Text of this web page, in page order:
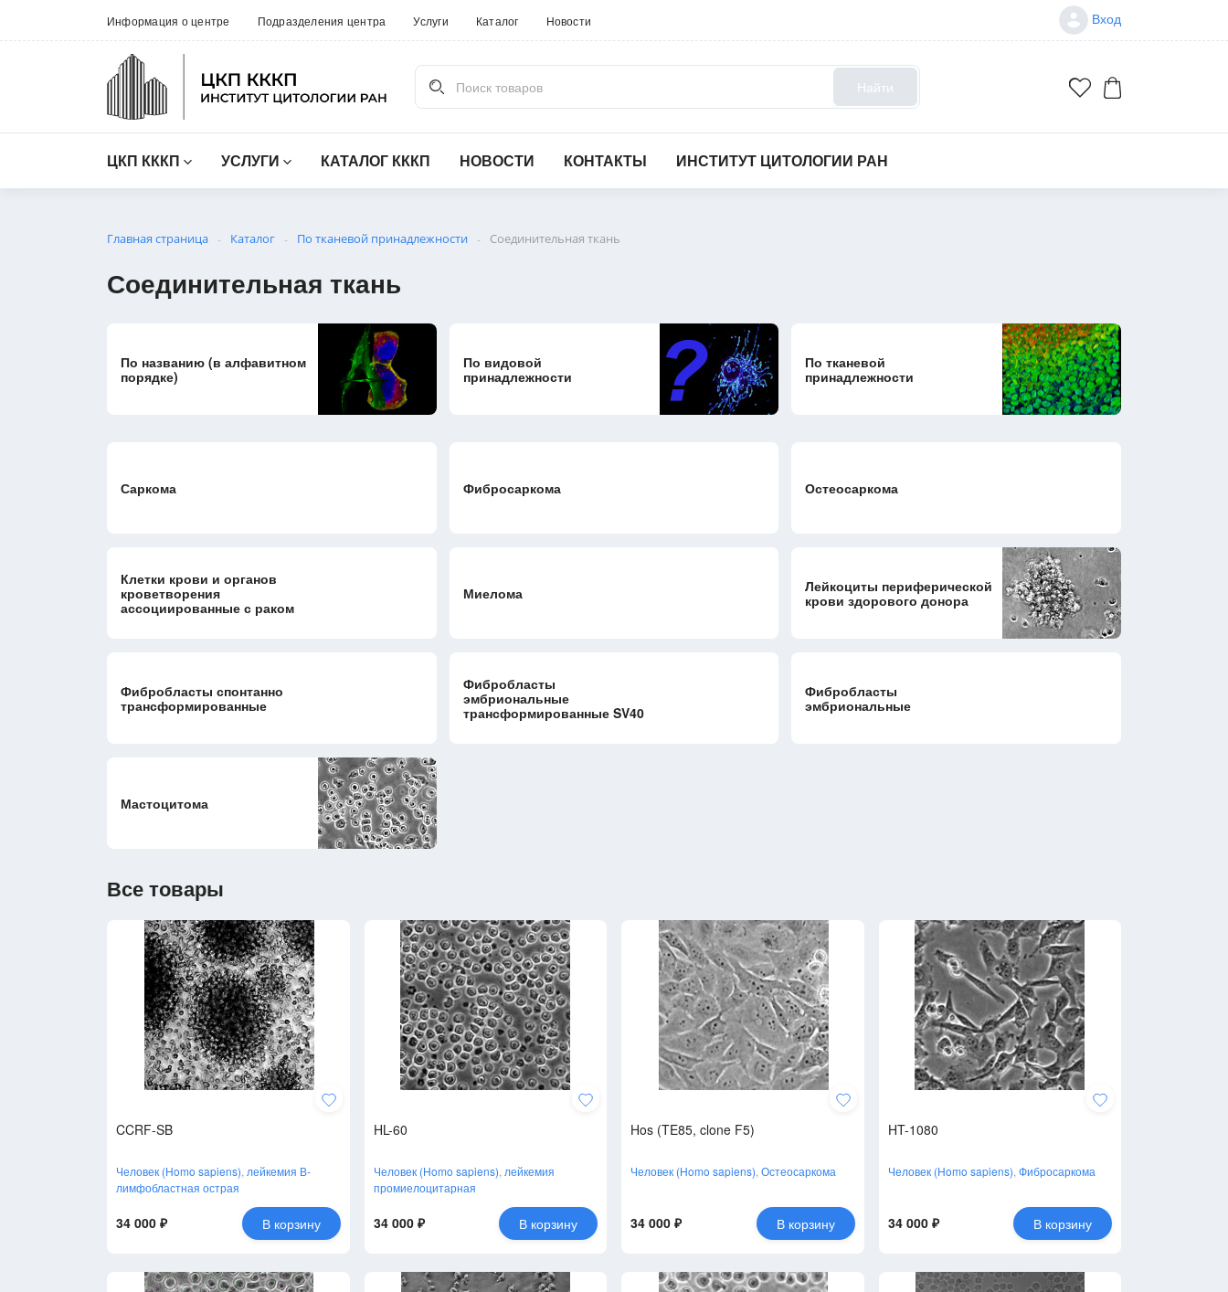
Информация о центре Подразделения центра Услуги Каталог Новости Вход
Поиск товаров
Найти
ЦКП КККП УСЛУГИ КАТАЛОГ КККП НОВОСТИ КОНТАКТЫ ИНСТИТУТ ЦИТОЛОГИИ РАН
Главная страница - Каталог - По тканевой принадлежности - Соединительная ткань
Соединительная ткань
По названию (в алфавитном
порядке)
По видовой
принадлежности
По тканевой
принадлежности
Саркома Фибросаркома Остеосаркома
Клетки крови и органов
кроветворения
ассоциированные с раком
Миелома
Лейкоциты периферической
крови здорового донора
Фибробласты спонтанно
трансформированные
Фибробласты
эмбриональные
трансформированные SV40
Фибробласты
эмбриональные
Мастоцитома
Все товары
CCRF-SB
Человек (Homo sapiens) лейкемия В-
лимфобластная острая
34 000 ₽ В корзину
HL-60
Человек (Homo sapiens) лейкемия
промиелоцитарная
34 000 ₽ В корзину
Hos (TE85, clone F5)
Человек (Homo sapiens) Остеосаркома
34 000 ₽ В корзину
HT-1080
Человек (Homo sapiens) Фибросаркома
34 000 ₽ В корзину